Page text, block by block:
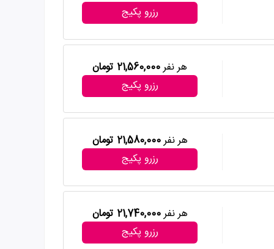
رزرو پکیج
هر نفر21,560,000 تومان
رزرو پکیج
هر نفر21,580,000 تومان
رزرو پکیج
هر نفر21,740,000 تومان
رزرو پکیج